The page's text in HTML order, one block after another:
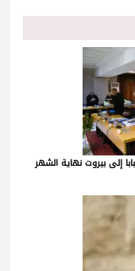
إلى بيروت نهاية الشهر